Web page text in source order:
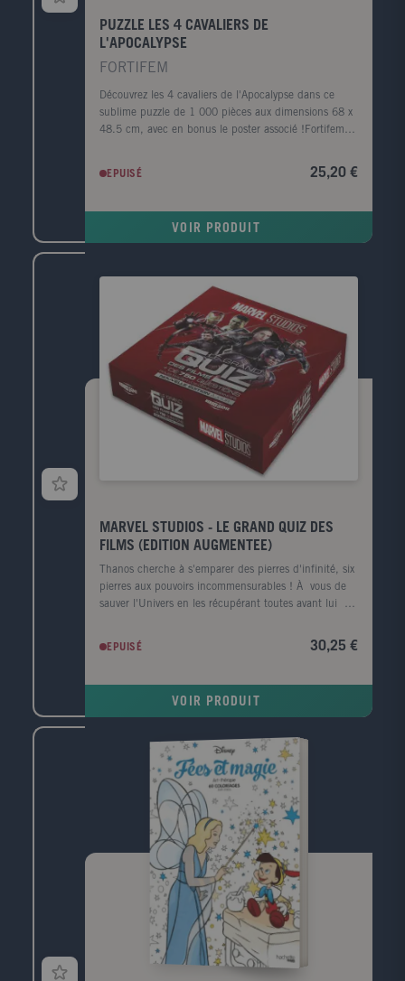
PUZZLE LES 4 CAVALIERS DE
L'APOCALYPSE
FORTIFEM
Découvrez les 4 cavaliers de l'Apocalypse dans ce
sublime puzzle de 1 000 pièces aux dimensions 68 x
48.5 cm, avec en bonus le poster associé !Fortifem,
Daubertes, deux amis graphistes de formation qui
sous ce nom ont décidé de s'adonner à leur passion
les gravures anciennes et le tatouage moderne,
paradant sur des monutures assez inattendues.
Travaillant depuis désormais 10 ans pour la musique
métal qu'ils affectionnent particulièrement, ils ont
collaboré avec des groupes tels que Rammstein,
Queens of the Stone, Slipknot et Gojia.
EPUISÉ 25,20 €
VOIR PRODUIT
MARVEL STUDIOS - LE GRAND QUIZ DES
FILMS (EDITION AUGMENTEE)
Thanos cherche à s'emparer des pierres d'infinité, six
pierres aux pouvoirs incommensurables ! À vous de
sauver l'Univers en les récupérant toutes avant lui :
incollable sur les films du Marvel Cinematic Universe
! + de 750 questions sur les films Marvel, d'Iron
EPUISÉ 30,25 €
VOIR PRODUIT